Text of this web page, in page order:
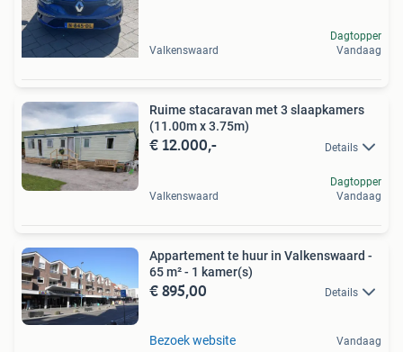
Valkenswaard
Dagtopper
Vandaag
Ruime stacaravan met 3 slaapkamers
(11.00m x 3.75m)
€ 12.000,- Details
Valkenswaard
Dagtopper
Vandaag
Appartement te huur in Valkenswaard -
65 m² - 1 kamer(s)
€ 895,00 Details
Bezoek website Vandaag